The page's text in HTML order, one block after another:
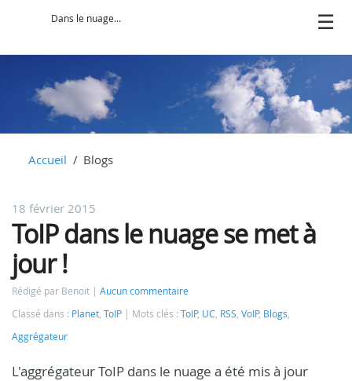
Dans le nuage...
Accueil Blogs
18 février 2015
ToIP dans le nuage se met à
jour !
Rédigé par Benoit
Aucun commentaire
Classé dans : Planet ToIP Mots clés : ToIP, UC RSS VoIP, Blogs
Aggrégateur
L'aggrégateur ToIP dans le nuage a été mis à jour